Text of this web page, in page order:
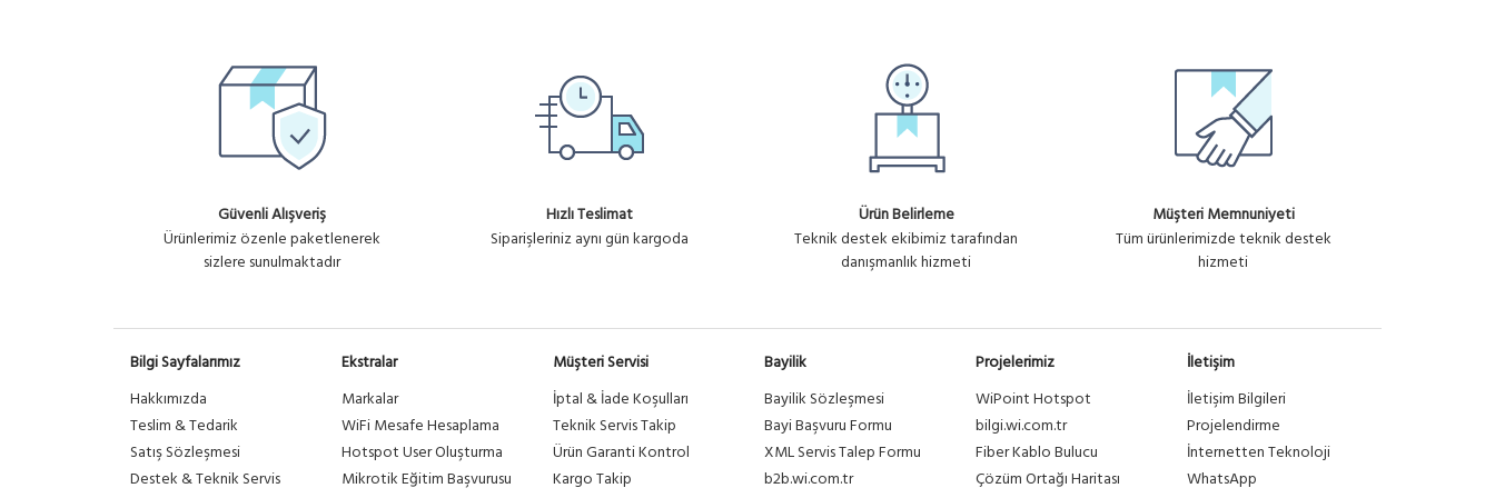
SC-SC SM BREAKOUT KABLO PATCHCORD 10 MT
Güvenli Alışveriş
Ürünlerimiz özenle paketlenerek
sizlere sunulmaktadır
Hızlı Teslimat
Siparişleriniz aynı gün kargoda
Ürün Belirleme
Teknik destek ekibimiz tarafından
danışmanlık hizmeti
Müşteri Memnuniyeti
Tüm ürünlerimizde teknik destek
hizmeti
Bilgi Sayfalarımız
Hakkımızda
Teslim & Tedarik
Satış Sözleşmesi
Destek & Teknik Servis
Ekstralar
Markalar
WiFi Mesafe Hesaplama
Hotspot User Oluşturma
Mikrotik Eğitim Başvurusu
Müşteri Servisi
İptal & İade Koşulları
Teknik Servis Takip
Ürün Garanti Kontrol
Kargo Takip
Bayilik
Bayilik Sözleşmesi
Bayi Başvuru Formu
XML Servis Talep Formu
b2b.wi.com.tr
Projelerimiz
WiPoint Hotspot
bilgi.wi.com.tr
Fiber Kablo Bulucu
Çözüm Ortağı Haritası
İletişim
İletişim Bilgileri
Projelendirme
İnternetten Teknoloji
WhatsApp